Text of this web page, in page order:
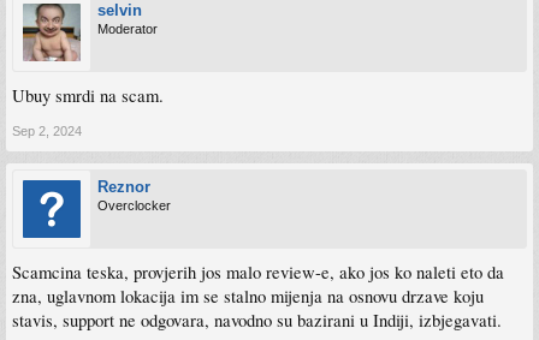
selvin
Moderator
Ubuy smrdi na scam.
Sep 2, 2024
Reznor
Overclocker
Scamcina teska, provjerih jos malo review-e, ako jos ko naleti eto da
zna, uglavnom lokacija im se stalno mijenja na osnovu drzave koju
stavis, support ne odgovara, navodno su bazirani u Indiji, izbjegavati.